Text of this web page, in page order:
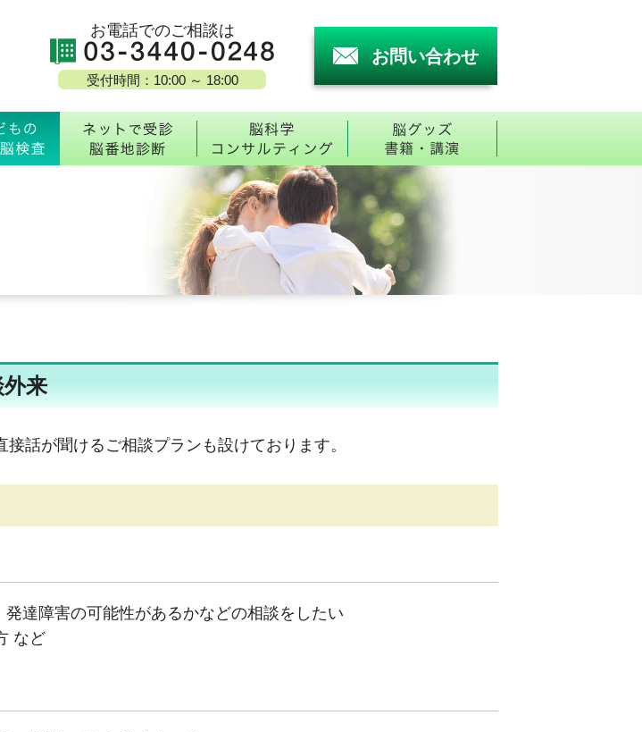
お電話でのご相談は
受付時間：10:00 ～ 18:00
お問い合わせ
断 大人と子どもの発達障害と脳検査
ネットで受診脳番地診断脳科学コンサルティング
来
話が聞けるご相談プランも設けております。
達障害の可能性があるかなどの相談をしたい
など